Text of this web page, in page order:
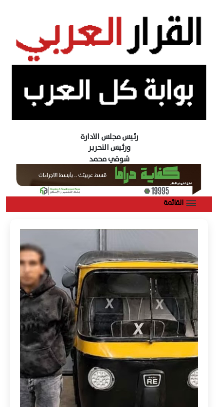
رئيس مجلس الادارة
ورئيس التحرير
شوقي محمد
القائمة